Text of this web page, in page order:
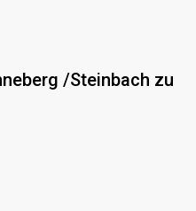
/Steinbach zu